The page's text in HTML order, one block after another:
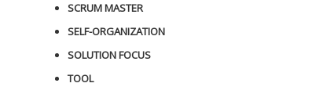
SCRUM MASTER
SELF-ORGANIZATION
SOLUTION FOCUS
TOOL